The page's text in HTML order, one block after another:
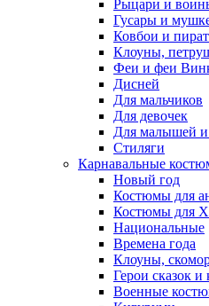
Рыцари и
Гусары и
Ковбои и
Клоуны,
Феи и феи
Дисней
Для мальчиков
Для девочек
Для малышей
Стиляги
Карнавальные
Новый год
Костюмы для
Костюмы для
Национальные
Времена года
Клоуны,
Герои сказок и
Военные